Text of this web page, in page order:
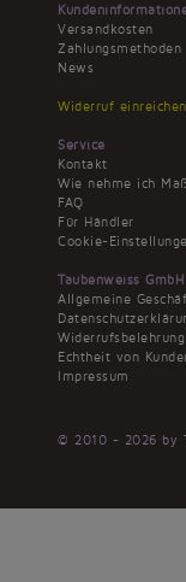
Versandkosten
Zahlungsmethoden
News
Widerruf einreichen
Service
Kontakt
Wie nehme ich
FAQ
Für Händler
Cookie-
Taubenweiss GmbH
Allgemeine
Widerrufsbelehrung
Echtheit von
Impressum
© 2010 - 2026 by